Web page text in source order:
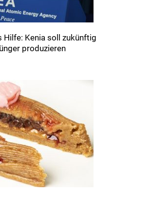
Hilfe: Kenia soll zukünftig
produzieren